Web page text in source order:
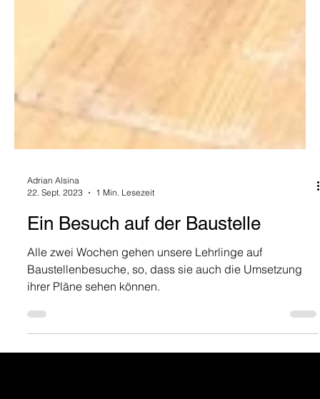
Adrian Alsina
22. Sept. 2023
1 Min. Lesezeit
Ein Besuch auf der Baustelle
Alle zwei Wochen gehen unsere Lehrlinge auf
Baustellenbesuche, so, dass sie auch die Umsetzung